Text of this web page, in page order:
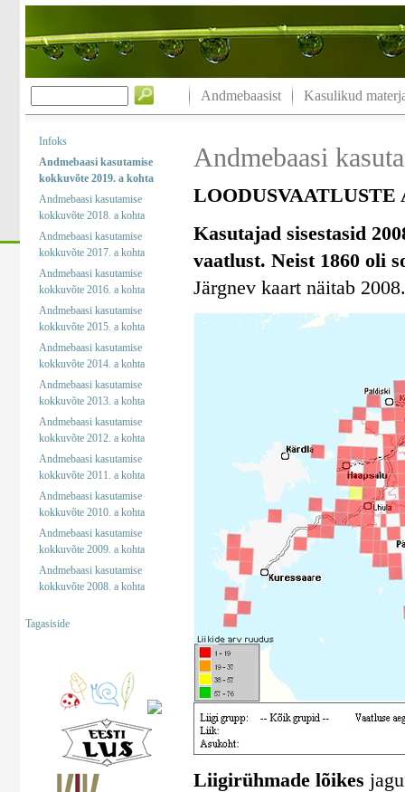
Andmebaasist Kasulikud
Infoks
Andmebaasi kasutamise
kokkuvõte 2019. a kohta
Andmebaasi kasutamise
kokkuvõte 2018. a kohta
Andmebaasi kasutamise
kokkuvõte 2017. a kohta
Andmebaasi kasutamise
kokkuvõte 2016. a kohta
Andmebaasi kasutamise
kokkuvõte 2015. a kohta
Andmebaasi kasutamise
kokkuvõte 2014. a kohta
Andmebaasi kasutamise
kokkuvõte 2013. a kohta
Andmebaasi kasutamise
kokkuvõte 2012. a kohta
Andmebaasi kasutamise
kokkuvõte 2011. a kohta
Andmebaasi kasutamise
kokkuvõte 2010. a kohta
Andmebaasi kasutamise
kokkuvõte 2009. a kohta
Andmebaasi kasutamise
kokkuvõte 2008. a kohta
Tagasiside
Andmebaasi
Kasutajad sisestasid
vaatlust. Neist 1860 oli
Järgnev kaart näitab
Liigirühmade lõikes